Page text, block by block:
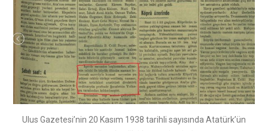
Ulus Gazetesi’nin 20 Kasım 1938 tarihli sayısında Atatürk’ün